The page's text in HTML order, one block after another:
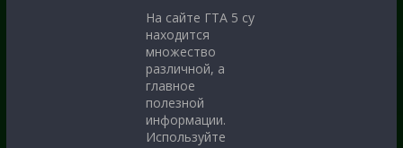
На сайте ГТА 5 су
находится
множество
различной, а
главное
полезной
информации.
Используйте